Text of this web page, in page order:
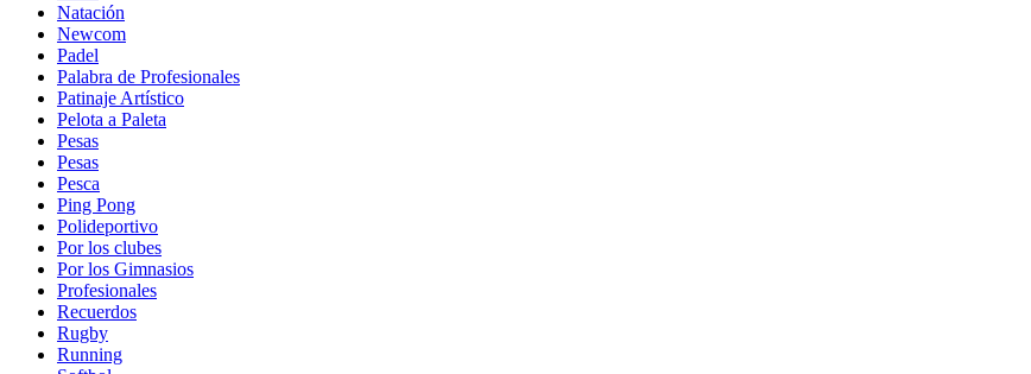
Natación
Newcom
Padel
Palabra de Profesionales
Patinaje Artístico
Pelota a Paleta
Pesas
Pesas
Pesca
Ping Pong
Polideportivo
Por los clubes
Por los Gimnasios
Profesionales
Recuerdos
Rugby
Running